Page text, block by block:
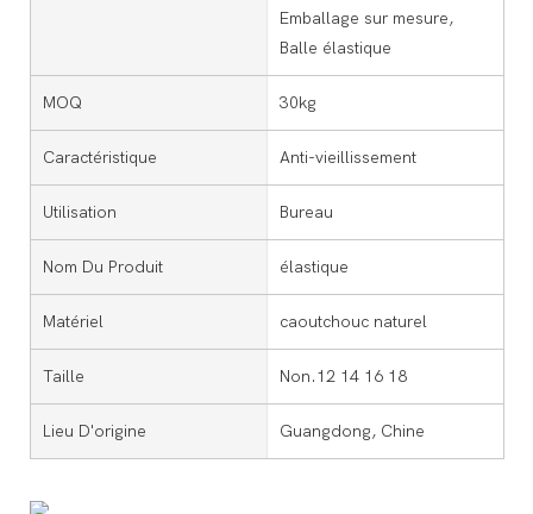
Emballage sur mesure,
Balle élastique
MOQ 30kg
Caractéristique Anti-vieillissement
Utilisation Bureau
Nom Du Produit élastique
Matériel caoutchouc naturel
Taille Non.12 14 16 18
Lieu D'origine Guangdong, Chine